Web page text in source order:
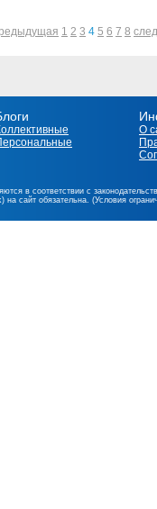
1 2 3 4 5 6 7 8
О
в соответствии с
сайт обязательна. (Условия